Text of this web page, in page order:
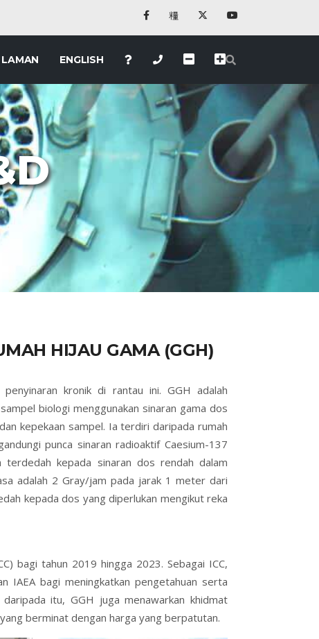
ENGLISH
HIJAU GAMA (GGH)
kronik di rantau ini. GGH adalah
biologi menggunakan sinaran gama dos
kepekaan sampel. Ia terdiri daripada rumah
punca sinaran radioaktif Caesium-137
terdedah kepada sinaran dos rendah dalam
adalah 2 Gray/jam pada jarak 1 meter dari
kepada dos yang diperlukan mengikut reka
bagi tahun 2019 hingga 2023. Sebagai ICC,
IAEA bagi meningkatkan pengetahuan serta
itu, GGH juga menawarkan khidmat
berminat dengan harga yang berpatutan.